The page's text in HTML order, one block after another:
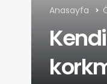
Anasayfa